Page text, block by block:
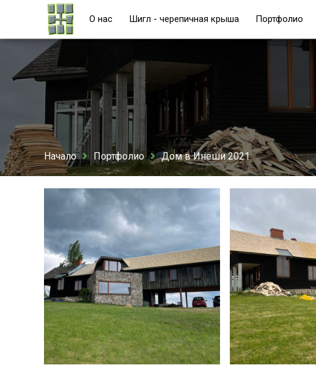
О нас Шигл - черепичная крыша Портфолио
Начало Портфолио Дом в Инеши 2021